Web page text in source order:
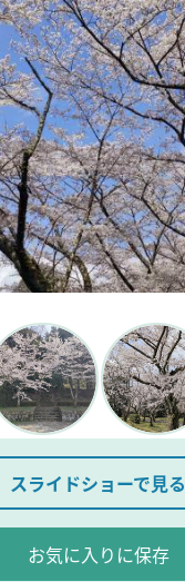
スライドショーで見る
お気に入りに保存